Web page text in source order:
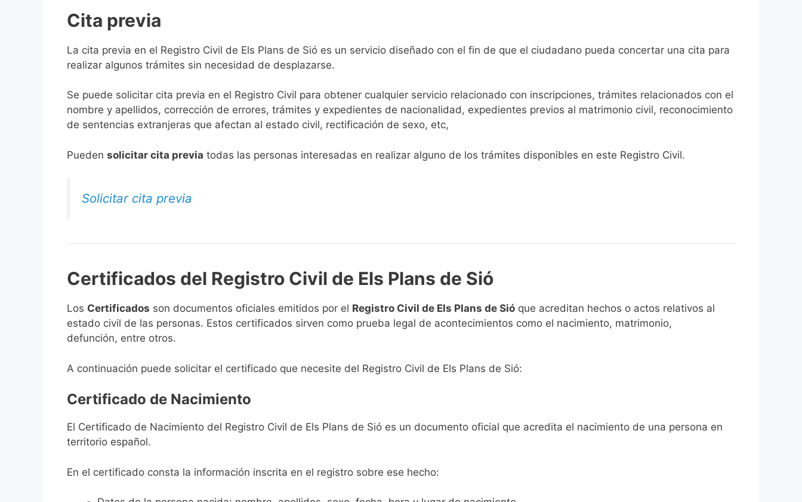
Cita previa
​​​​​​​​​​​​​​​​​​​​​​​​​​​​La cita previa en el Registro Civil de Els Plans de Sió es un servicio diseñado con el fin de que el ciudadano pueda concertar una cita para
realizar algunos trámites sin necesidad de desplazarse.​
Se puede solicitar cita previa en el Registro Civil para obtener cualquier servicio relacionado con inscripciones, trámites relacionados con el
nombre y apellidos, corrección de errores, trámites y expedientes de nacionalidad, expedientes previos al matrimonio civil, reconocimiento
de sentencias extranjeras que afectan al estado civil, rectificación de sexo, etc,
​Pueden solicitar cita previa todas las personas interesadas en realizar alguno de los trámites disponibles en este Registro Civil.​
Solicitar cita previa
Certificados del Registro Civil de Els Plans de Sió
Los Certificados son documentos oficiales emitidos por el Registro Civil de Els Plans de Sió que acreditan hechos o actos relativos al
estado civil de las personas. Estos certificados sirven como prueba legal de acontecimientos como el nacimiento, matrimonio,
defunción, entre otros.
A continuación puede solicitar el certificado que necesite del Registro Civil de Els Plans de Sió:
Certificado de Nacimiento
El Certificado de Nacimiento del Registro Civil de Els Plans de Sió es un documento oficial que acredita el nacimiento de una persona en
territorio español.
En el certificado consta la información inscrita en el registro sobre ese hecho: